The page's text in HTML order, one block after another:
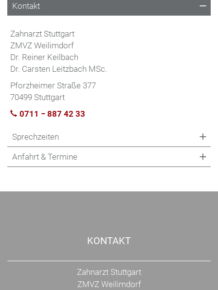
Kontakt
Zahnarzt Stuttgart
ZMVZ Weilimdorf
Dr. Reiner Keilbach
Dr. Carsten Leitzbach MSc.
Pforzheimer Straße 377
70499 Stuttgart
0711 − 887 42 33
Sprechzeiten
Anfahrt & Termine
KONTAKT
Zahnarzt Stuttgart
ZMVZ Weilimdorf